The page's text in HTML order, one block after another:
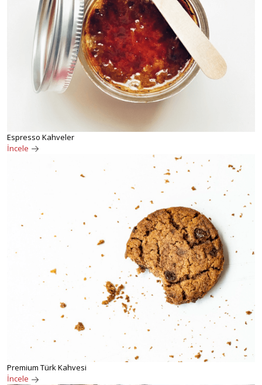
Espresso Kahveler
İncele
Premium Türk Kahvesi
İncele